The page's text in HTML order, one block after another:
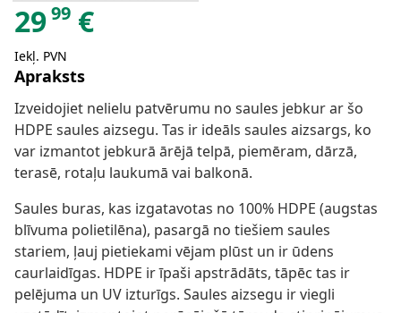
2999 €
Iekļ. PVN
Apraksts
Izveidojiet nelielu patvērumu no saules jebkur ar šo
HDPE saules aizsegu. Tas ir ideāls saules aizsargs, ko
var izmantot jebkurā ārējā telpā, piemēram, dārzā,
terasē, rotaļu laukumā vai balkonā.
Saules buras, kas izgatavotas no 100% HDPE (augstas
blīvuma polietilēna), pasargā no tiešiem saules
stariem, ļauj pietiekami vējam plūst un ir ūdens
caurlaidīgas. HDPE ir īpaši apstrādāts, tāpēc tas ir
pelējuma un UV izturīgs. Saules aizsegu ir viegli